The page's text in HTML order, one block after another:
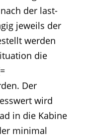
der last-
jeweils der
werden
die
Der
wird
in die Kabine
minimal